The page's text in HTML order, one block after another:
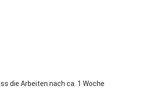
die Arbeiten nach ca. 1 Woche